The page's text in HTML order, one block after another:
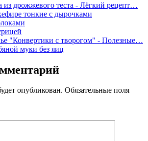
из дрожжевого теста - Лёгкий рецепт…
тонкие с дырочками
"Конвертики с творогом" - Полезные…
муки без яиц
опубликован. Обязательные поля